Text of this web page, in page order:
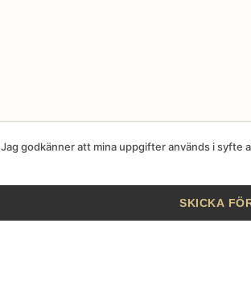
Jag godkänner att mina uppgifter används i syfte